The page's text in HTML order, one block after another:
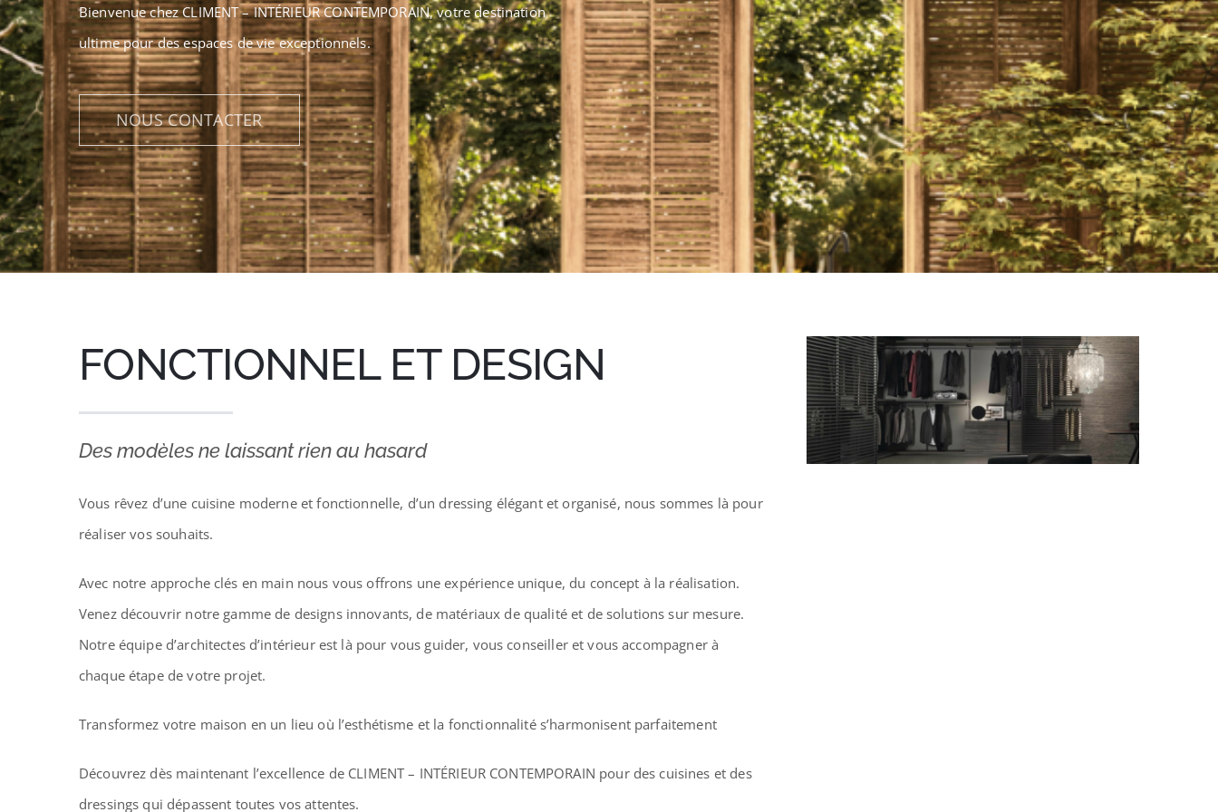
Bienvenue chez CLIMENT – INTÉRIEUR CONTEMPORAIN, votre destination
ultime pour des espaces de vie exceptionnels.
NOUS CONTACTER
FONCTIONNEL ET DESIGN
Des modèles ne laissant rien au hasard
Vous rêvez d’une cuisine moderne et fonctionnelle, d’un dressing élégant et organisé, nous sommes là pour
réaliser vos souhaits.
Avec notre approche clés en main nous vous offrons une expérience unique, du concept à la réalisation.
Venez découvrir notre gamme de designs innovants, de matériaux de qualité et de solutions sur mesure.
Notre équipe d’architectes d’intérieur est là pour vous guider, vous conseiller et vous accompagner à
chaque étape de votre projet.
Transformez votre maison en un lieu où l’esthétisme et la fonctionnalité s’harmonisent parfaitement
Découvrez dès maintenant l’excellence de CLIMENT – INTÉRIEUR CONTEMPORAIN pour des cuisines et des
dressings qui dépassent toutes vos attentes.